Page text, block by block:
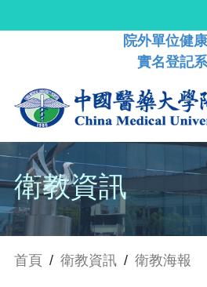
院外單位健
實名登記
衛教資訊
首頁 / 衛教資訊 / 衛教海報